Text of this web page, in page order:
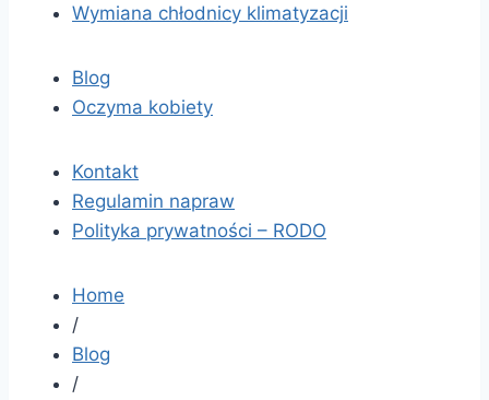
Wymiana chłodnicy klimatyzacji
Blog
Oczyma kobiety
Kontakt
Regulamin napraw
Polityka prywatności – RODO
Home
/
Blog
/